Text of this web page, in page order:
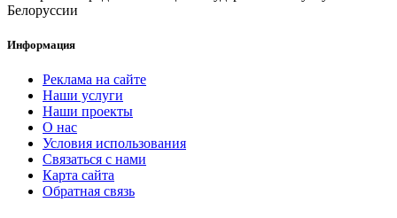
Белоруссии
Информация
Реклама на сайте
Наши услуги
Наши проекты
О нас
Условия использования
Связаться с нами
Карта сайта
Обратная связь